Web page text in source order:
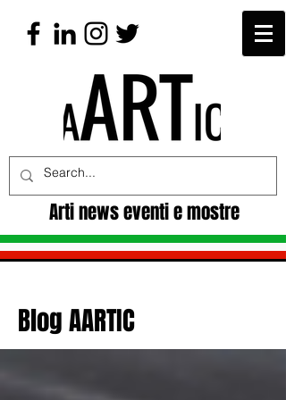
Arti news eventi e mostre
Blog AARTIC